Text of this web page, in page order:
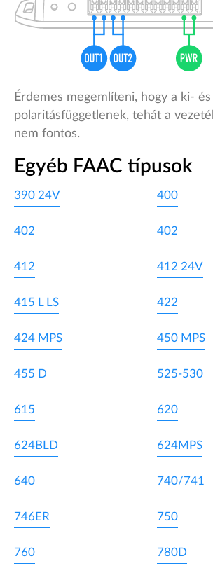
Érdemes megemlíteni, hogy a ki-
polaritásfüggetlenek, tehát a
nem fontos.
Egyéb FAAC típusok
390 24V 400
402 402
412 412 24V
415 L LS 422
424 MPS 450 MPS
455 D 525-530
615 620
624BLD 624MPS
640 740/741
746ER 750
760 780D